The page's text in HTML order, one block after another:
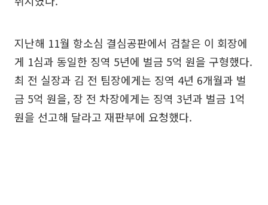
지난해 11월 항소심 결심공판에서 검찰은 이 회장에
게 1심과 동일한 징역 5년에 벌금 5억 원을 구형했다.
최 전 실장과 김 전 팀장에게는 징역 4년 6개월과 벌
금 5억 원을, 장 전 차장에게는 징역 3년과 벌금 1억
원을 선고해 달라고 재판부에 요청했다.